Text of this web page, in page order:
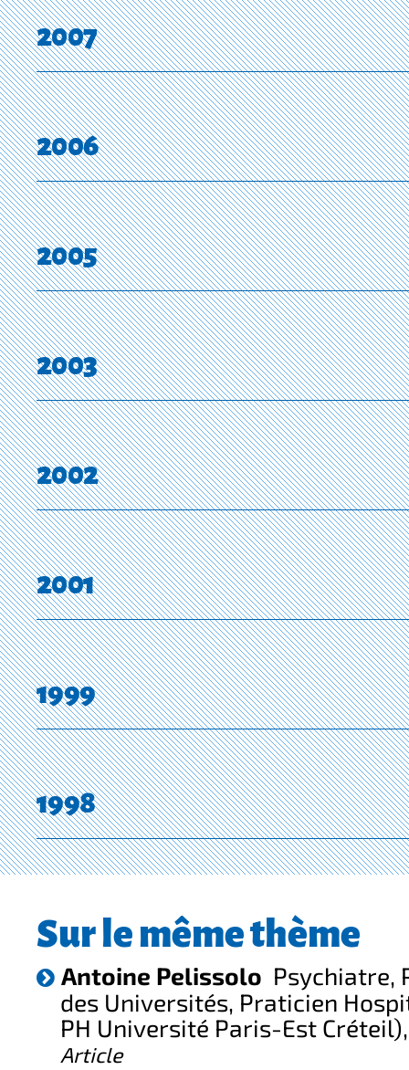
2007
2006
2005
2003
2002
2001
1999
1998
Sur le même thème
Antoine Pelissolo Psychiatre,
des Universités, Praticien
PH Université Paris-Est
Article